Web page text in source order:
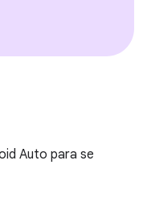
Auto para se